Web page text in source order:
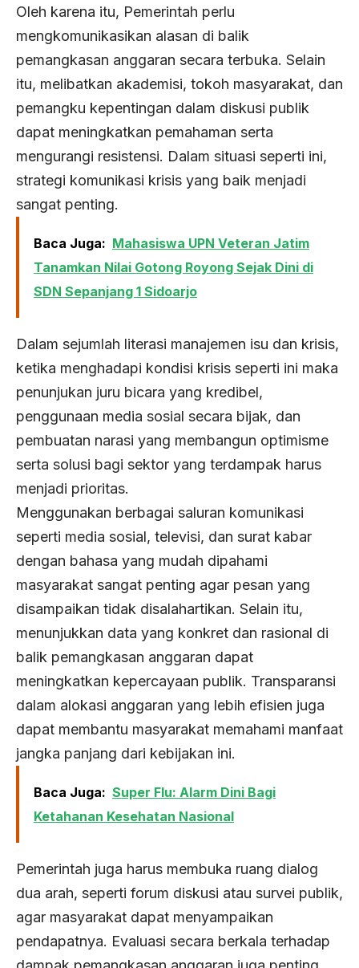
Oleh karena itu, Pemerintah perlu
mengkomunikasikan alasan di balik
pemangkasan anggaran secara terbuka. Selain
itu, melibatkan akademisi, tokoh masyarakat, dan
pemangku kepentingan dalam diskusi publik
dapat meningkatkan pemahaman serta
mengurangi resistensi. Dalam situasi seperti ini,
strategi komunikasi krisis yang baik menjadi
sangat penting.
Baca Juga: Mahasiswa UPN Veteran Jatim
Tanamkan Nilai Gotong Royong Sejak Dini di
SDN Sepanjang 1 Sidoarjo
Dalam sejumlah literasi manajemen isu dan krisis,
ketika menghadapi kondisi krisis seperti ini maka
penunjukan juru bicara yang kredibel,
penggunaan media sosial secara bijak, dan
pembuatan narasi yang membangun optimisme
serta solusi bagi sektor yang terdampak harus
menjadi prioritas.
Menggunakan berbagai saluran komunikasi
seperti media sosial, televisi, dan surat kabar
dengan bahasa yang mudah dipahami
masyarakat sangat penting agar pesan yang
disampaikan tidak disalahartikan. Selain itu,
menunjukkan data yang konkret dan rasional di
balik pemangkasan anggaran dapat
meningkatkan kepercayaan publik. Transparansi
dalam alokasi anggaran yang lebih efisien juga
dapat membantu masyarakat memahami manfaat
jangka panjang dari kebijakan ini.
Baca Juga: Super Flu: Alarm Dini Bagi
Ketahanan Kesehatan Nasional
Pemerintah juga harus membuka ruang dialog
dua arah, seperti forum diskusi atau survei publik,
agar masyarakat dapat menyampaikan
pendapatnya. Evaluasi secara berkala terhadap